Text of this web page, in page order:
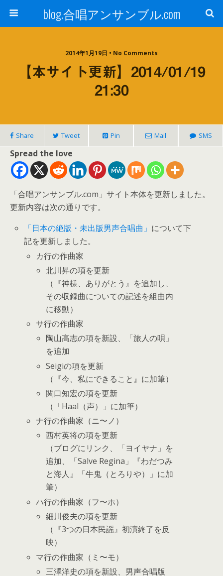
blog.合唱アンサンブル.com
2014年1月19日 • No Comments
【本サイト更新】2014/01/19
21:30
Share Tweet Pin Mail SMS
Spread the love
「合唱アンサンブル.com」サイト本体を更新しました。
更新内容は次の通りです。
「日本の絶版・未出版男声合唱曲」 について下
記を更新しました。
カ行の作曲家
北川昇の項を更新
（『神様、ありがとう』を追加し、
その収録曲についての記述を組曲内
に移動）
サ行の作曲家
陶山高志の項を新設、「旅人の唄」
を追加
Seigiの項を更新
（『今、私にできること』に加筆）
関口知宏の項を更新
（「Haal（声）」に加筆）
ナ行の作曲家（ニ〜ノ）
西村英将の項を更新
（ブログにリンク、「ヨイヤナ」を
追加、「Salve Regina」『わだつみ
と海人』「牛鬼（とろりや）」に加
筆）
ハ行の作曲家（フ〜ホ）
細川俊夫の項を更新
（『3つの日本民謡』初演終了を反
映）
マ行の作曲家（ミ〜モ）
三澤洋史の項を新設、男声合唱版